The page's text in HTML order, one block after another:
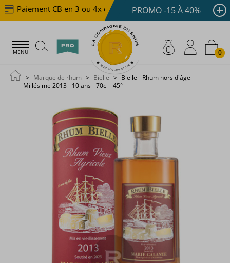
Paiement CB en 3 ou 4x dès 100 € Livraison offerte
PROMO -15 À 40%
MENU 0
Marque de rhum Bielle
Bielle - Rhum hors d'âge -
Millésime 2013 - 10 ans - 70cl - 45°